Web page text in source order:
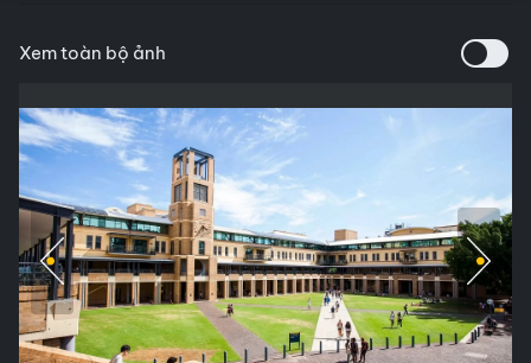
Xem toàn bộ ảnh